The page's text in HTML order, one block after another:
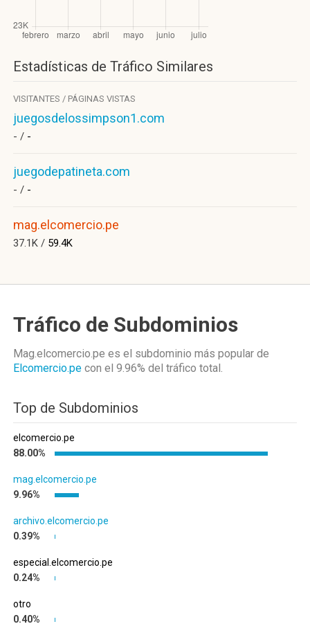
Estadísticas de Tráfico Similares
VISITANTES / PÁGINAS VISTAS
juegosdelossimpson1.com
- / -
juegodepatineta.com
- / -
mag.elcomercio.pe
37.1K / 59.4K
Tráfico de Subdominios
Mag.elcomercio.pe es el subdominio más popular de
Elcomercio.pe con el 9.96% del tráfico total.
Top de Subdominios
elcomercio.pe
88.00%
mag.elcomercio.pe
9.96%
archivo.elcomercio.pe
0.39%
especial.elcomercio.pe
0.24%
otro
0.40%